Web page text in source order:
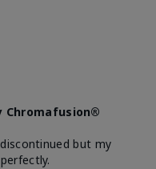
Chromafusion®
but my